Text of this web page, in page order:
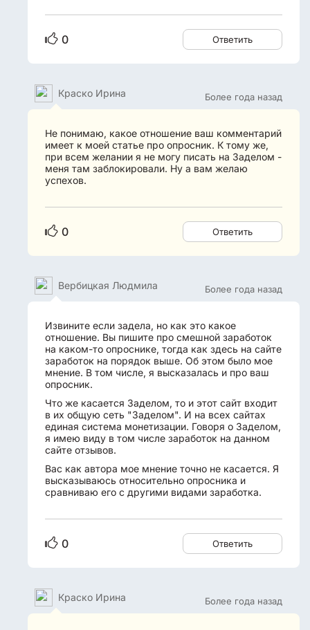
0 Ответить
Более года назад
Краско Ирина
Не понимаю, какое отношение ваш комментарий
имеет к моей статье про опросник. К тому же,
при всем желании я не могу писать на Заделом -
меня там заблокировали. Ну а вам желаю
успехов.
0 Ответить
Более года назад
Вербицкая Людмила
Извините если задела, но как это какое
отношение. Вы пишите про смешной заработок
на каком-то опроснике, тогда как здесь на сайте
заработок на порядок выше. Об этом было мое
мнение. В том числе, я высказалась и про ваш
опросник.
Что же касается Заделом, то и этот сайт входит
в их общую сеть "Заделом". И на всех сайтах
единая система монетизации. Говоря о Заделом,
я имею виду в том числе заработок на данном
сайте отзывов.
Вас как автора мое мнение точно не касается. Я
высказываюсь относительно опросника и
сравниваю его с другими видами заработка.
0 Ответить
Более года назад
Краско Ирина